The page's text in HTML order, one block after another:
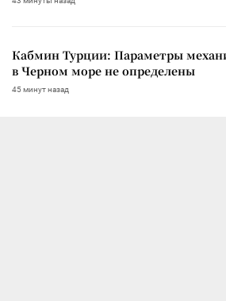
Кабмин Турции: Параметры
в Черном море не определены
45 минут назад